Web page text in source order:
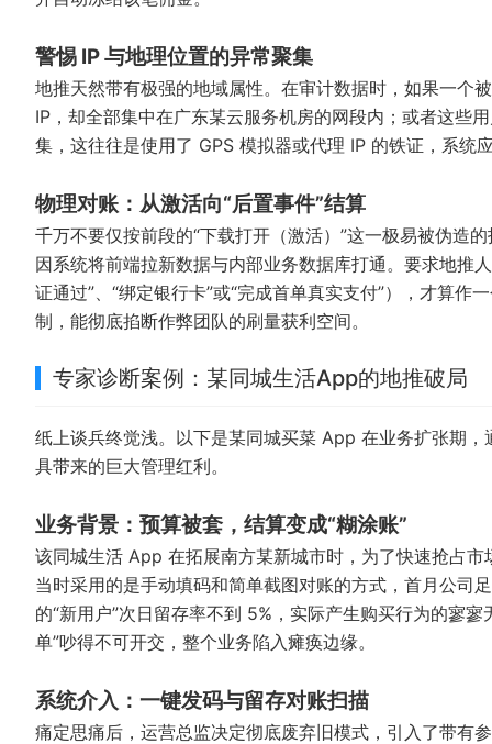
警惕 IP 与地理位置的异常聚集
地推天然带有极强的地域属性。在审计数据时，如果一个
IP，却全部集中在广东某云服务机房的网段内；或者这些
集，这往往是使用了 GPS 模拟器或代理 IP 的铁证，系统
物理对账：从激活向“后置事件”结算
千万不要仅按前段的“下载打开（激活）”这一极易被伪造
因系统将前端拉新数据与内部业务数据库打通。要求地推
证通过”、“绑定银行卡”或“完成首单真实支付”），才算
制，能彻底掐断作弊团队的刷量获利空间。
专家诊断案例：某同城生活App的地推破局
纸上谈兵终觉浅。以下是某同城买菜 App 在业务扩张期
具带来的巨大管理红利。
业务背景：预算被套，结算变成“糊涂账”
该同城生活 App 在拓展南方某新城市时，为了快速抢占
当时采用的是手动填码和简单截图对账的方式，首月公司
的“新用户”次日留存率不到 5%，实际产生购买行为的寥
单”吵得不可开交，整个业务陷入瘫痪边缘。
系统介入：一键发码与留存对账扫描
痛定思痛后，运营总监决定彻底废弃旧模式，引入了带有